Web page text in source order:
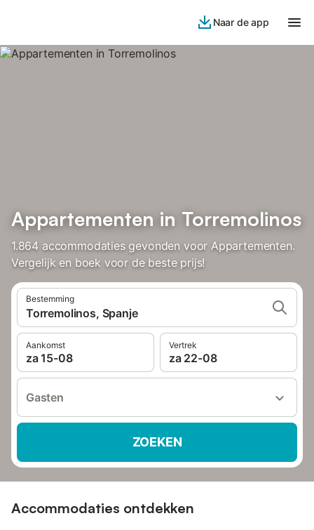
Naar de app
Appartementen in Torremolinos
1.864 accommodaties gevonden voor Appartementen.
Vergelijk en boek voor de beste prijs!
Bestemming
Torremolinos, Spanje
Aankomst
za 15-08
Vertrek
za 22-08
Gasten
ZOEKEN
Accommodaties ontdekken